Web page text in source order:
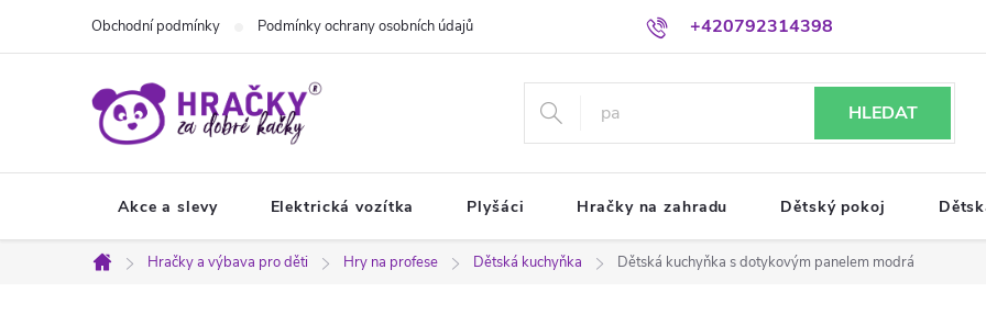
+420792314398
Obchodní podmínky Podmínky ochrany osobních údajů
HLEDAT
Akce a slevy Elektrická vozítka Plyšáci Hračky na zahradu Dětský pokoj
Domů
Hračky a výbava pro děti Hry na profese Dětská kuchyňka Dětská kuchyňka s dotykovým panelem modrá